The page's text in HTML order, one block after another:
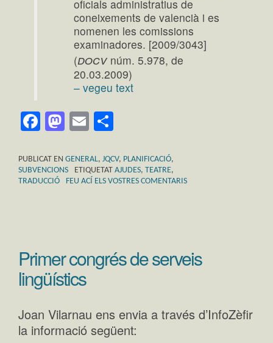
oficials administratius de
coneixements de valencià i es
nomenen les comissions
examinadores. [2009/3043]
(docv núm. 5.978, de
20.03.2009)
– vegeu text
Facebook
Mastodon
Email
PUBLICAT EN GENERAL, JQCV, PLANIFICACIÓ,
SUBVENCIONS
ETIQUETAT AJUDES, TEATRE,
TRADUCCIÓ
FEU ACÍ ELS VOSTRES COMENTARIS
Primer congrés de serveis
lingüístics
Joan Vilarnau ens envia a través d’InfoZèfir
la informació següent: